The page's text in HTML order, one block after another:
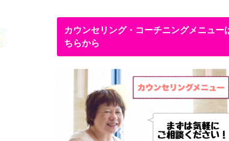
カウンセリング・コーチニングメニュー
ちらから